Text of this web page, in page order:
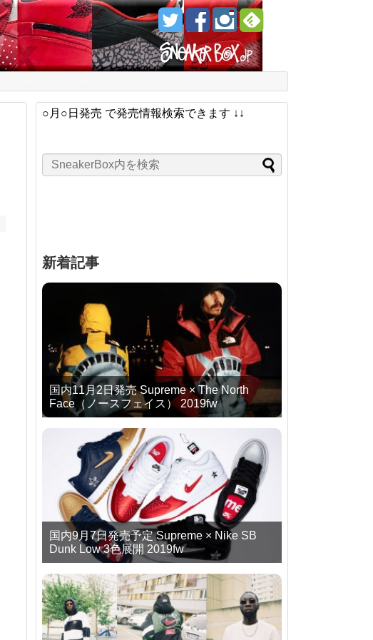
○月○日発売 で発売情報検索できます ↓↓
新着記事
国内11月2日発売 Supreme × The North
Face（ノースフェイス） 2019fw
国内9月7日発売予定 Supreme × Nike SB
Dunk Low 3色展開 2019fw